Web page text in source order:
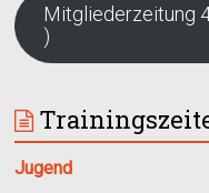
Mitgliederzeitung
)
Jugend